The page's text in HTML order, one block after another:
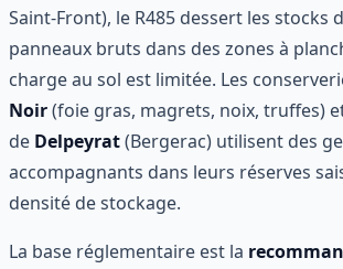
Saint-Front), le R485 dessert les stocks
panneaux bruts dans des zones à
charge au sol est limitée. Les
Noir(foie gras, magrets, noix, truffes)
de Delpeyrat(Bergerac) utilisent des
accompagnants dans leurs réserves
densité de stockage.
La base réglementaire est la